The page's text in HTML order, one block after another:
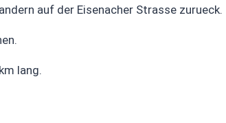
auf der Eisenacher Strasse zurueck.
lang.